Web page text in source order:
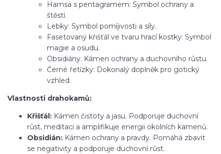
Hamsa s pentagramem: Symbol ochrany a
štěstí.
Lebky: Symbol pomíjivosti a síly.
Fasetovaný křišťál ve tvaru hrací kostky: Symbol
magie a osudu.
Obsidiány: Kámen ochrany a duchovního růstu.
Černé řetízky: Dokonalý doplněk pro gotický
vzhled.
Vlastnosti drahokamů:
Křišťál: Kámen čistoty a jasu. Podporuje duchovní
růst, meditaci a amplifikuje energii okolních kamenů.
Obsidián: Kámen ochrany a pravdy. Pomáhá zbavit
se negativity a podporuje duchovní růst.